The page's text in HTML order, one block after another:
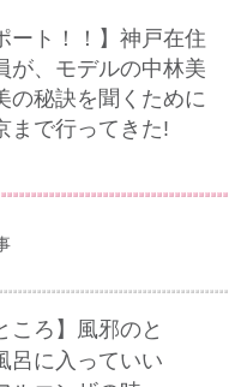
ート！！】神戸在住
が、モデルの中林美
の秘訣を聞くために
まで行ってきた!
ころ】風邪のと
呂に入っていい